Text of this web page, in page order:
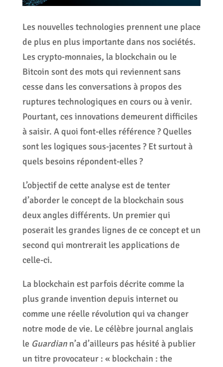
Les nouvelles technologies prennent une place
de plus en plus importante dans nos sociétés.
Les crypto-monnaies, la blockchain ou le
Bitcoin sont des mots qui reviennent sans
cesse dans les conversations à propos des
ruptures technologiques en cours ou à venir.
Pourtant, ces innovations demeurent difficiles
à saisir. A quoi font-elles référence ? Quelles
sont les logiques sous-jacentes ? Et surtout à
quels besoins répondent-elles ?
L’objectif de cette analyse est de tenter
d’aborder le concept de la blockchain sous
deux angles différents. Un premier qui
poserait les grandes lignes de ce concept et un
second qui montrerait les applications de
celle-ci.
La blockchain est parfois décrite comme la
plus grande invention depuis internet ou
comme une réelle révolution qui va changer
notre mode de vie. Le célèbre journal anglais
le Guardiann’a d’ailleurs pas hésité à publier
un titre provocateur : « blockchain : the